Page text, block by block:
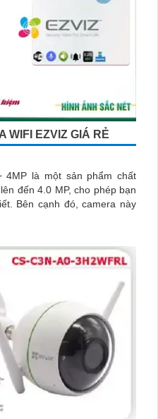
WIFI EZVIZ GIÁ RẺ
4MP là một sản phẩm chất
đến 4.0 MP, cho phép bạn
này